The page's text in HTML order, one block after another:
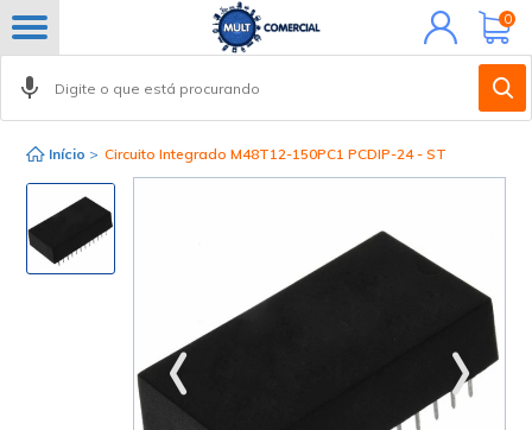
Minha
conta
0
Início > Circuito Integrado M48T12-150PC1 PCDIP-24 - ST